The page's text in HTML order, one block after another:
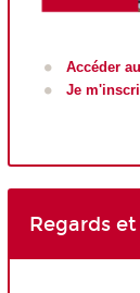
Accéder
Je
Regards